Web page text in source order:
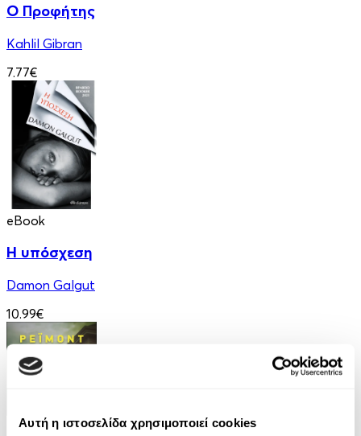
Αυτή η ιστοσελίδα χρησιμοποιεί cookies
Ο Προφήτης
Kahlil Gibran
7.77€
eBook
Η υπόσχεση
Damon Galgut
10.99€